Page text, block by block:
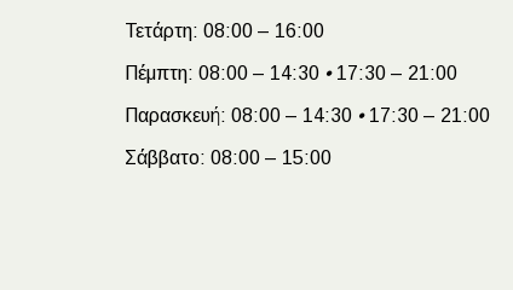
Τετάρτη: 08:00 – 16:00
Πέμπτη: 08:00 – 14:30 •17:30 – 21:00
Παρασκευή: 08:00 – 14:30 •17:30 – 21:00
Σάββατο: 08:00 – 15:00